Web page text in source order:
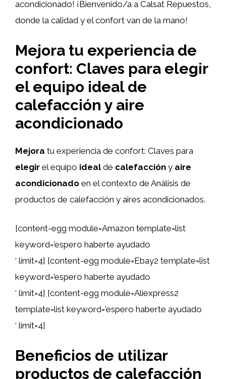
acondicionado! ¡Bienvenido/a a Calsat Repuestos,
donde la calidad y el confort van de la mano!
Mejora tu experiencia de
confort: Claves para elegir
el equipo ideal de
calefacción y aire
acondicionado
Mejora tu experiencia de confort: Claves para
elegir el equipo idealde calefacción y aire
acondicionado en el contexto de Análisis de
productos de calefacción y aires acondicionados.
[content-egg module=Amazon template=list
keyword=’espero haberte ayudado
‘ limit=4] [content-egg module=Ebay2 template=list
keyword=’espero haberte ayudado
‘ limit=4] [content-egg module=Aliexpress2
template=list keyword=’espero haberte ayudado
‘ limit=4]
Beneficios de utilizar
productos de calefacción